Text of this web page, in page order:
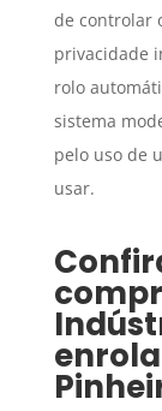
de controlar
privacidade
rolo
sistema
pelo uso de
usar.